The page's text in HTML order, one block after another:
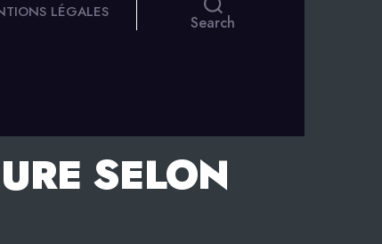
LÉGALES
Search
SELON